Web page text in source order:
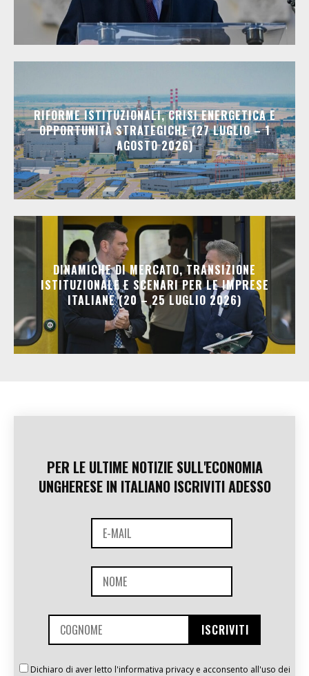
RIFORME ISTITUZIONALI, CRISI ENERGETICA E
OPPORTUNITÀ STRATEGICHE (27 LUGLIO – 1
AGOSTO 2026)
DINAMICHE DI MERCATO, TRANSIZIONE
ISTITUZIONALE E SCENARI PER LE IMPRESE
ITALIANE (20 – 25 LUGLIO 2026)
PER LE ULTIME NOTIZIE SULL'ECONOMIA
UNGHERESE IN ITALIANO ISCRIVITI ADESSO
Dichiaro di aver letto l'informativa privacy e acconsento all'uso dei